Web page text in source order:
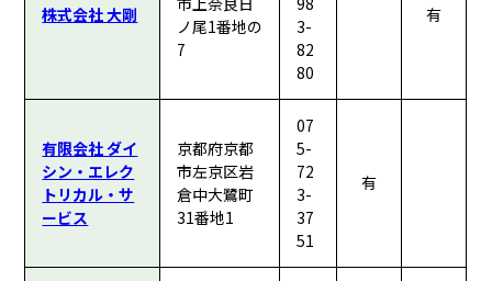
株式会社 大剛
ノ尾1番地の
7
3-
82
80
有
有限会社 ダイ
シン・エレク
トリカル・サ
ービス
京都府京都
市左京区岩
倉中大鷺町
31番地1
07
5-
72
3-
37
51
有